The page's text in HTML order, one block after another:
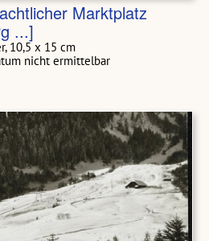
Marktplatz
...]
10,5 x 15 cm
nicht ermittelbar